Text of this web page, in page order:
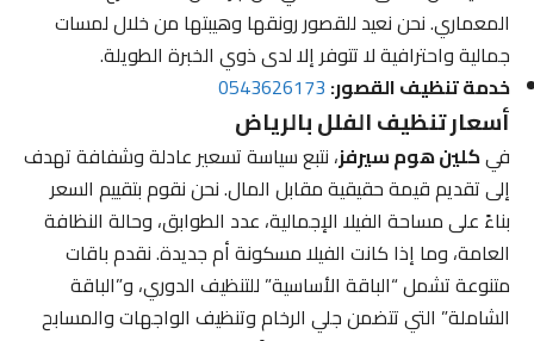
المعماري. نحن نعيد للقصور رونقها وهيبتها من خلال لمسات
جمالية واحترافية لا تتوفر إلا لدى ذوي الخبرة الطويلة.
خدمة تنظيف القصور:0543626173
أسعار تنظيف الفلل بالرياض
فيكلين هوم سيرفز، نتبع سياسة تسعير عادلة وشفافة تهدف
إلى تقديم قيمة حقيقية مقابل المال. نحن نقوم بتقييم السعر
بناءً على مساحة الفيلا الإجمالية، عدد الطوابق، وحالة النظافة
العامة، وما إذا كانت الفيلا مسكونة أم جديدة. نقدم باقات
متنوعة تشمل “الباقة الأساسية” للتنظيف الدوري، و”الباقة
الشاملة” التي تتضمن جلي الرخام وتنظيف الواجهات والمسابح